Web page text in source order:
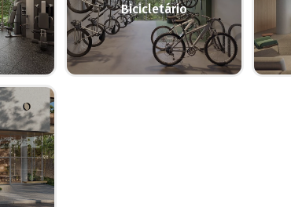
Bicicletário